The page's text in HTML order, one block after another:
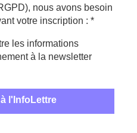
nous avons besoin
votre inscription : *
les informations
à la newsletter